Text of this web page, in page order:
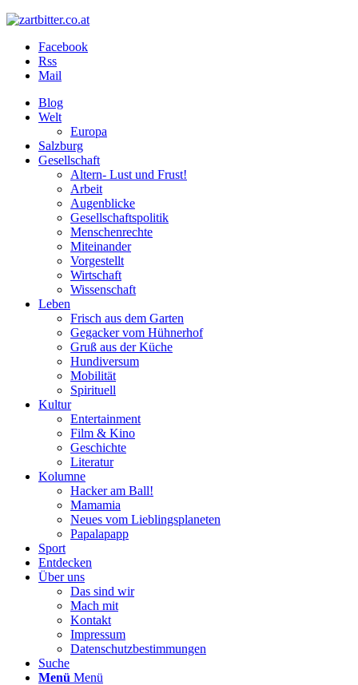
Facebook
Rss
Mail
Blog
Welt
Europa
Salzburg
Gesellschaft
Altern- Lust und Frust!
Arbeit
Augenblicke
Gesellschaftspolitik
Menschenrechte
Miteinander
Vorgestellt
Wirtschaft
Wissenschaft
Leben
Frisch aus dem Garten
Gegacker vom Hühnerhof
Gruß aus der Küche
Hundiversum
Mobilität
Spirituell
Kultur
Entertainment
Film & Kino
Geschichte
Literatur
Kolumne
Hacker am Ball!
Mamamia
Neues vom Lieblingsplaneten
Papalapapp
Sport
Entdecken
Über uns
Das sind wir
Mach mit
Kontakt
Impressum
Datenschutzbestimmungen
Suche
Menü Menü